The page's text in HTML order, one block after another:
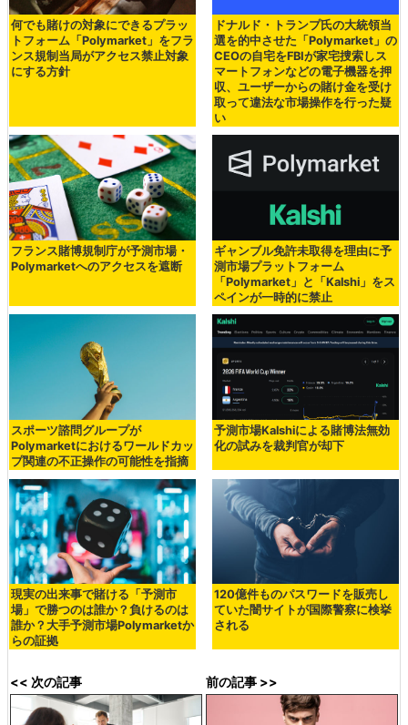
何でも賭けの対象にできるプラッ
トフォーム「Polymarket」をフラ
ンス規制当局がアクセス禁止対象
にする方針
ドナルド・トランプ氏の大統領当
選を的中させた「Polymarket」の
CEOの自宅をFBIが家宅捜索しス
マートフォンなどの電子機器を押
収、ユーザーからの賭け金を受け
取って違法な市場操作を行った疑
い
フランス賭博規制庁が予測市場・
Polymarketへのアクセスを遮断
ギャンブル免許未取得を理由に予
測市場プラットフォーム
「Polymarket」と「Kalshi」をス
ペインが一時的に禁止
スポーツ諮問グループが
Polymarketにおけるワールドカッ
プ関連の不正操作の可能性を指摘
予測市場Kalshiによる賭博法無効
化の試みを裁判官が却下
現実の出来事で賭ける「予測市
場」で勝つのは誰か？負けるのは
誰か？大手予測市場Polymarketか
らの証拠
120億件ものパスワードを販売し
ていた闇サイトが国際警察に検挙
される
<< 次の記事 前の記事 >>